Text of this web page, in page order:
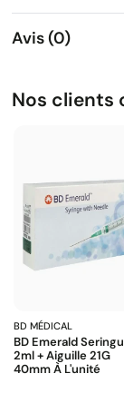
Avis (0)
Nos clients
BD MÉDICAL
BD Emerald
2ml + Aiguille 21G
40mm À L'unité